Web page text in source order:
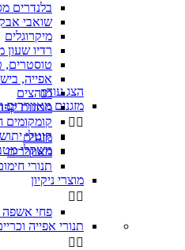
בלנדרים
שואבי אבק
מיקרוגלים
רדיו שעון
טוסטרים,
אפייה,
מגהצים
מכונות
קומקומים
קוטלי
משקלי
הצג עוד
מזגנים מאווררים
 
מזגנים
מאווררים
תנורי
מוצרי ניקיון
 
פחי אשפה
תנורי אפייה
 